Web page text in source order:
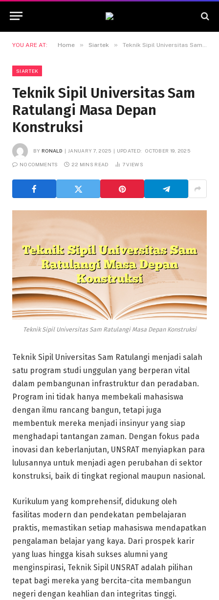
YOU ARE AT: Home » Siartek » Teknik Sipil Universitas Sam Ratulangi Masa Depan Konstruksi
SIARTEK
Teknik Sipil Universitas Sam
Ratulangi Masa Depan
Konstruksi
BY RONALD JANUARY 7, 2025 UPDATED: OCTOBER 19, 2025
NO COMMENTS 22 MINS READ 7VIEWS
Teknik Sipil Universitas Sam Ratulangi Masa Depan Konstruksi
Teknik Sipil Universitas Sam Ratulangi menjadi salah
satu program studi unggulan yang berperan vital
dalam pembangunan infrastruktur dan peradaban.
Program ini tidak hanya membekali mahasiswa
dengan ilmu rancang bangun, tetapi juga
membentuk mereka menjadi insinyur yang siap
menghadapi tantangan zaman. Dengan fokus pada
inovasi dan keberlanjutan, UNSRAT menyiapkan para
lulusannya untuk menjadi agen perubahan di sektor
konstruksi, baik di tingkat regional maupun nasional.
Kurikulum yang komprehensif, didukung oleh
fasilitas modern dan pendekatan pembelajaran
praktis, memastikan setiap mahasiswa mendapatkan
pengalaman belajar yang kaya. Dari prospek karir
yang luas hingga kisah sukses alumni yang
menginspirasi, Teknik Sipil UNSRAT adalah pilihan
tepat bagi mereka yang bercita-cita membangun
negeri dengan keahlian dan integritas tinggi.